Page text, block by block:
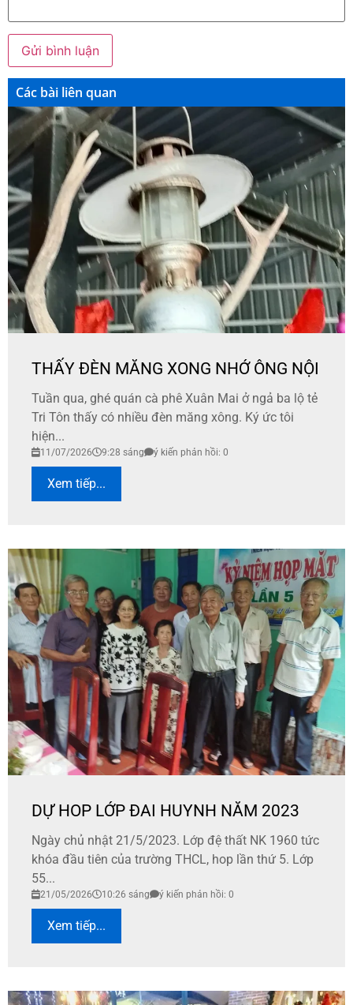
Các bài liên quan
THẤY ĐÈN MĂNG XONG NHỚ ÔNG NỘI
Tuần qua, ghé quán cà phê Xuân Mai ở ngả ba lộ tẻ
Tri Tôn thấy có nhiều đèn măng xông. Ký ức tôi
hiện...
11/07/2026 9:28 sáng ý kiến phản hồi: 0
Xem tiếp...
DỰ HOP LỚP ĐAI HUYNH NĂM 2023
Ngày chủ nhật 21/5/2023. Lớp đệ thất NK 1960 tức
khóa đầu tiên của trường THCL, hop lần thứ 5. Lớp
55...
21/05/2026 10:26 sáng ý kiến phản hồi: 0
Xem tiếp...